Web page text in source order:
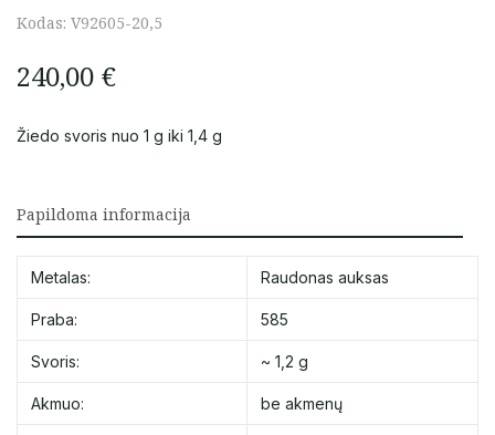
Kodas: V92605-20,5
240,00 €
Žiedo svoris nuo 1 g iki 1,4 g
Papildoma informacija
Metalas: Raudonas auksas
Praba: 585
Svoris: ~ 1,2 g
Akmuo: be akmenų